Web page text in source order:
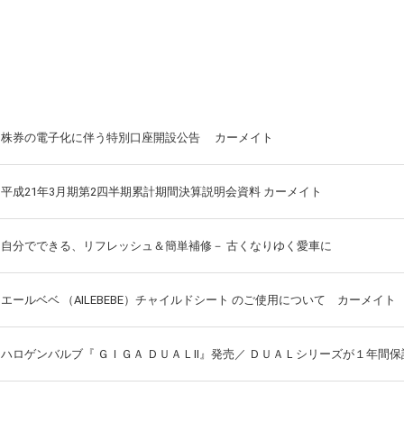
株券の電子化に伴う特別口座開設公告 カーメイト
平成21年3月期第2四半期累計期間決算説明会資料 カーメイト
自分でできる、リフレッシュ＆簡単補修－ 古くなりゆく愛車に
エールベベ （AILEBEBE）チャイルドシート のご使用について カーメイト
ハロゲンバルブ『 ＧＩＧＡ ＤＵＡＬⅡ』発売／ ＤＵＡＬシリーズが１年間